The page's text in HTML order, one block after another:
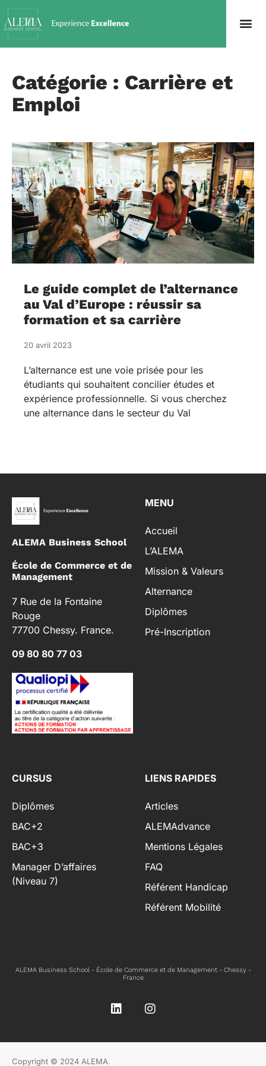
Catégorie : Carrière et
Emploi
Le guide complet de l’alternance
au Val d’Europe : réussir sa
formation et sa carrière
20 avril 2023
L’alternance est une voie prisée pour les
étudiants qui souhaitent concilier études et
expérience professionnelle. Si vous cherchez
une alternance dans le secteur du Val
ALEMA Business School
École de Commerce et de
Management
7 Rue de la Fontaine
Rouge
77700 Chessy. France.
09 80 80 77 03
MENU
Accueil
L’ALEMA
Mission & Valeurs
Alternance
Diplômes
Pré-Inscription
CURSUS
Diplômes
BAC+2
BAC+3
Manager D’affaires
(niveau 7)
LIENS RAPIDES
Articles
ALEMAdvance
Mentions Légales
FAQ
Référent Handicap
Référent Mobilité
ALEMA Business School - École de Commerce et de Management - Chessy -
France
Copyright © 2024 ALEMA.